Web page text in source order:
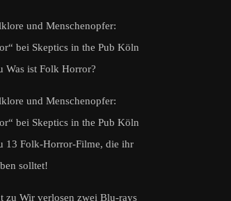
und Menschenopfer:
bei Skeptics in the Pub Köln
Was ist Folk Horror?
und Menschenopfer:
bei Skeptics in the Pub Köln
13 Folk-Horror-Filme, die ihr
solltet!
zu Wir verlosen zwei Blu-rays